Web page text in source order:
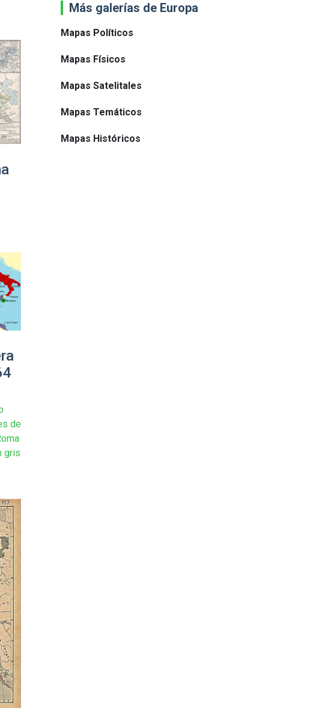
de
gris
Más galerías de Europa
Mapas Políticos
Mapas Físicos
Mapas Satelitales
Mapas Temáticos
Mapas Históricos